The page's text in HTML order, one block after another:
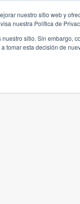
nuestro sitio web y
nuestra Política de
sitio. Sin embargo,
tomar esta decisión de